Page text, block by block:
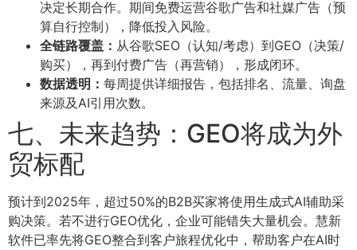
决定长期合作。期间免费运营谷歌广告和社媒广告（预
算自行控制），降低投入风险。
全链路覆盖： 从谷歌SEO（认知/考虑）到GEO（决策/
购买），再到付费广告（再营销），形成闭环。
数据透明： 每周提供详细报告，包括排名、流量、询盘
来源及AI引用次数。
七、未来趋势：GEO将成为外
贸标配
预计到2025年，超过50%的B2B买家将使用生成式AI辅助采
购决策。若不进行GEO优化，企业可能错失大量机会。慧新
软件已率先将GEO整合到客户旅程优化中，帮助客户在AI时